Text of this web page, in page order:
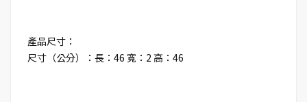
產品尺寸：
尺寸（公分）：長：46 寬：2 高：46